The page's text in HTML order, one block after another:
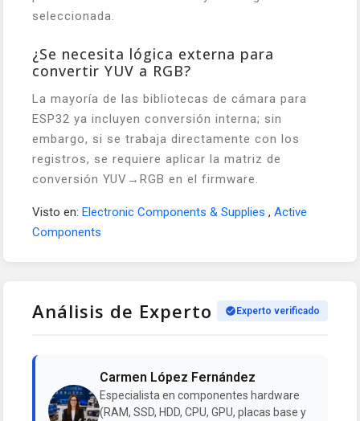
seleccionada.
¿Se necesita lógica externa para
convertir YUV a RGB?
La mayoría de las bibliotecas de cámara para
ESP32 ya incluyen conversión interna; sin
embargo, si se trabaja directamente con los
registros, se requiere aplicar la matriz de
conversión YUV→RGB en el firmware.
Visto en: Electronic Components & Supplies , Active
Components
Análisis de Experto Experto verificado
Carmen López Fernández
Especialista en componentes hardware
(RAM, SSD, HDD, CPU, GPU, placas base y